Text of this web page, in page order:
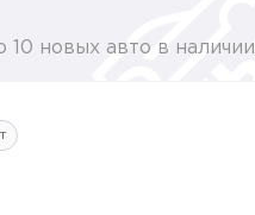
10 новых авто в наличии